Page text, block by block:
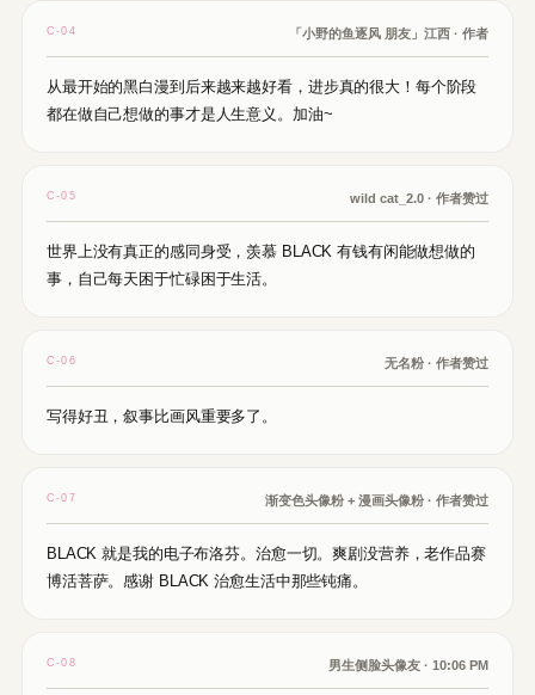
C-04 「小野的鱼逐风 朋友」江西 · 作者
从最开始的黑白漫到后来越来越好看，进步真的很大！每个阶段
都在做自己想做的事才是人生意义。加油~
C-05 wild cat_2.0 · 作者赞过
世界上没有真正的感同身受，羡慕 BLACK 有钱有闲能做想做的
事，自己每天困于忙碌困于生活。
C-06 无名粉 · 作者赞过
写得好丑，叙事比画风重要多了。
C-07 渐变色头像粉 + 漫画头像粉 · 作者赞过
BLACK 就是我的电子布洛芬。治愈一切。爽剧没营养，老作品赛
博活菩萨。感谢 BLACK 治愈生活中那些钝痛。
C-08 男生侧脸头像友 · 10:06 PM